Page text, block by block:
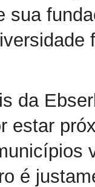
sua
da
estar
é